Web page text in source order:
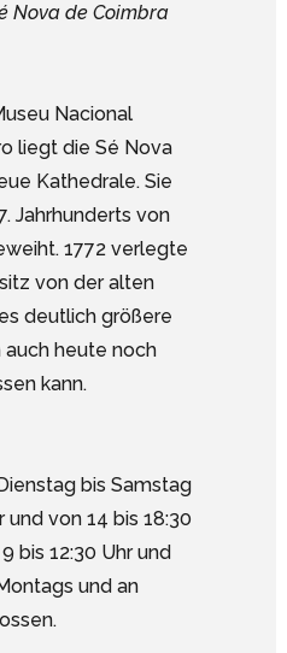
Nova de Coimbra
Nacional
liegt die Sé Nova
Kathedrale. Sie
Jahrhunderts von
1772 verlegte
von der alten
deutlich größere
auch heute noch
kann.
bis Samstag
und von 14 bis 18:30
bis 12:30 Uhr und
und an